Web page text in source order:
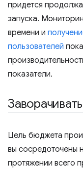
придется
запуска.
времени и
пользователей
показатели.
Заворачивать
Цель бюджета
вы сосредоточены
протяжении всего